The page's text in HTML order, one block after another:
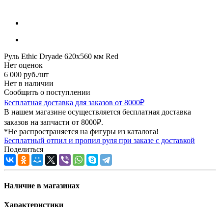
Руль Ethic Dryade 620x560 мм Red
Нет оценок
6 000 руб./шт
Нет в наличии
Сообщить о поступлении
Бесплатная доставка для заказов от 8000₽
В нашем магазине осуществляется бесплатная доставка
заказов на запчасти от 8000₽.
*Не распространяется на фигуры из каталога!
Бесплатный отпил и пропил руля при заказе с доставкой
Поделиться
Наличие в магазинах
Характеристики